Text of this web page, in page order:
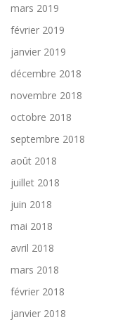
mars 2019
février 2019
janvier 2019
décembre 2018
novembre 2018
octobre 2018
septembre 2018
août 2018
juillet 2018
juin 2018
mai 2018
avril 2018
mars 2018
février 2018
janvier 2018